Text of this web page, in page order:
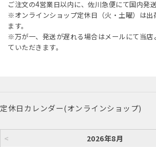
ご注文の4営業日以内に、佐川急便にて国内発送
※オンラインショップ定休日（火・土曜）は出
ます。
※万が一、発送が遅れる場合はメールにて当店
ていただきます。
定休日カレンダー(オンラインショップ)
< 2026年8月